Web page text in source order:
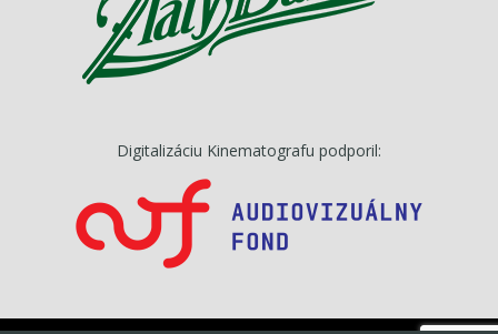
Digitalizáciu Kinematografu podporil: